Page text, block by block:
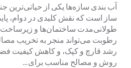
آب بندی سازه‌ها یکی از
ساز است که نقش کلیدی در دوام،
طولانی‌مدت ساختمان‌ها و
رطوبت می‌تواند منجر به تخریب
رشد قارچ و کپک، و کاهش کیفیت
روش و مصالح مناسب برای…